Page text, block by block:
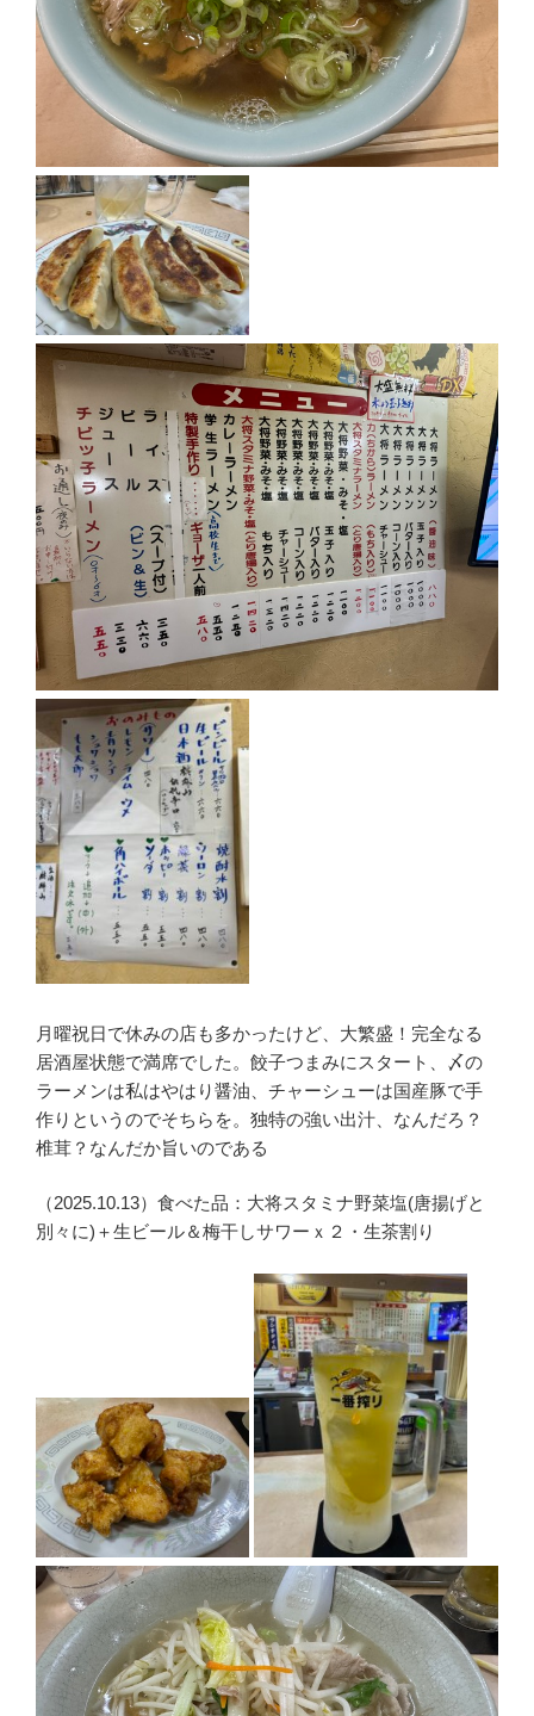
月曜祝日で休みの店も多かったけど、大繁盛！完全なる
居酒屋状態で満席でした。餃子つまみにスタート、〆の
ラーメンは私はやはり醤油、チャーシューは国産豚で手
作りというのでそちらを。独特の強い出汁、なんだろ？
椎茸？なんだか旨いのである
（2025.10.13）食べた品：大将スタミナ野菜塩(唐揚げと
別々に)＋生ビール＆梅干しサワーｘ２・生茶割り